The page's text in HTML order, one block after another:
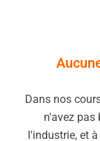
Dans nos
n'avez pas
l'industrie, et